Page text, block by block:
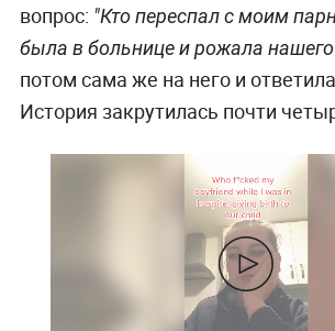
вопрос: "Кто переспал с моим
была в больнице и рожала
потом сама же на него и
История закрутилась почти